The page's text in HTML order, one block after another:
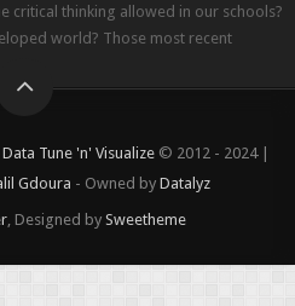
critical thinking allowed in our schools?
world? Those most recent
Tune 'n' Visualize© 2012 - 2024 |
Gdoura - Owned by Datalyz
, Designed by Sweetheme